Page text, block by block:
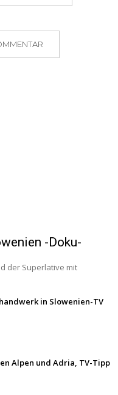
-Doku-
der Superlative mit
in Slowenien-TV
Alpen und Adria, TV-Tipp